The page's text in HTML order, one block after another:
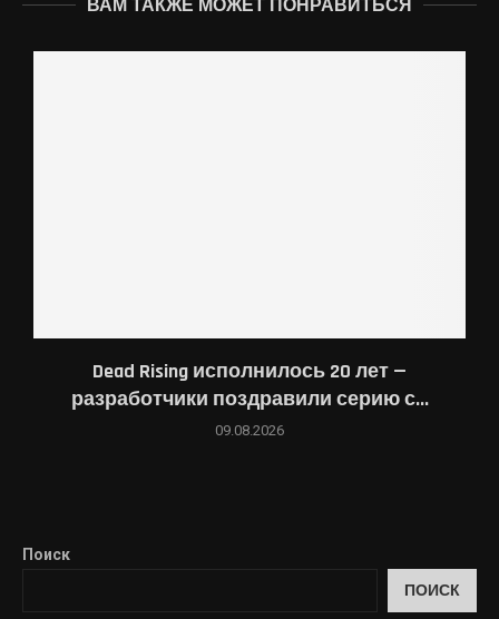
ВАМ ТАКЖЕ МОЖЕТ ПОНРАВИТЬСЯ
Dead Rising исполнилось 20 лет —
разработчики поздравили серию с...
09.08.2026
Поиск
ПОИСК